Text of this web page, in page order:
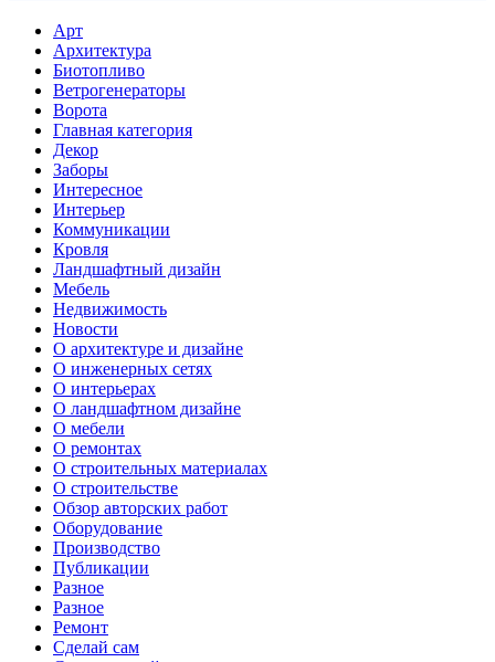
Арт
Архитектура
Биотопливо
Ветрогенераторы
Ворота
Главная категория
Декор
Заборы
Интересное
Интерьер
Коммуникации
Кровля
Ландшафтный дизайн
Мебель
Недвижимость
Новости
О архитектуре и дизайне
О инженерных сетях
О интерьерах
О ландшафтном дизайне
О мебели
О ремонтах
О строительных материалах
О строительстве
Обзор авторских работ
Оборудование
Производство
Публикации
Разное
Разное
Ремонт
Сделай сам